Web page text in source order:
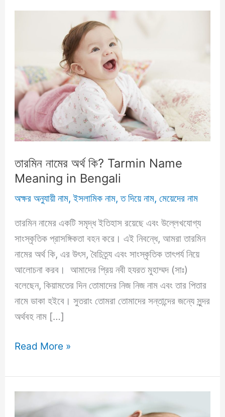
তারমিন নামের অর্থ কি? Tarmin Name
Meaning in Bengali
অক্ষর অনুযায়ী নাম,ইসলামিক নাম,ত দিয়ে নাম,মেয়েদের নাম
তারমিন নামের একটি সমৃদ্ধ ইতিহাস রয়েছে এবং উল্লেখযোগ্য
সাংস্কৃতিক প্রাসঙ্গিকতা বহন করে। এই নিবন্ধে, আমরা তারমিন
নামের অর্থ কি, এর উৎস, বৈচিত্র্য এবং সাংস্কৃতিক তাৎপর্য নিয়ে
আলোচনা করব। আমাদের প্রিয় নবী হযরত মুহাম্মদ (সাঃ)
বলেছেন, কিয়ামতের দিন তোমাদের নিজ নিজ নাম এবং তার পিতার
নামে ডাকা হইবে। সুতরাং তোমরা তোমাদের সন্তান্দের জন্যে সুন্দর
অর্থবহ নাম […]
তারমিন
অর্থ
কি?
Tarmin
Read More »